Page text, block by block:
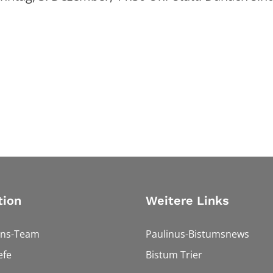
Team
Weitere Links
Paulinus-Bistumsnews
Bistum Trier